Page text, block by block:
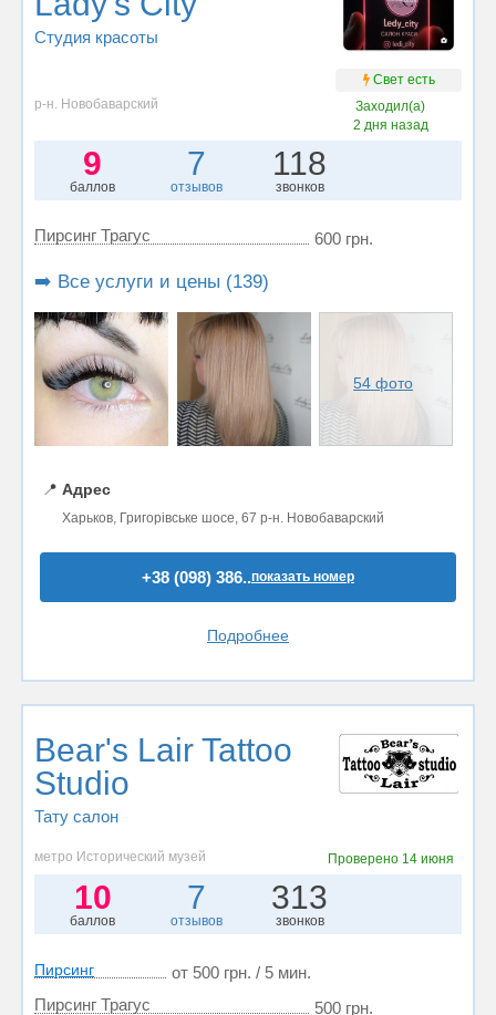
Студия красоты
Свет есть
р-н. Новобаварский
Заходил(а)
2 дня назад
9
баллов
7
отзывов
118
звонков
Пирсинг Трагус 600 грн.
➡️ Все услуги и цены (139)
54 фото
📍 Адрес
Харьков, Григорівське шосе, 67 р-н. Новобаварский
+38 (098) 386..показать номер
Подробнее
Bear's Lair Tattoo
Studio
Тату салон
метро Исторический музей Проверено 14 июня
10
баллов
7
отзывов
313
звонков
Пирсинг
от 500 грн. / 5 мин.
Пирсинг Трагус
500 грн.